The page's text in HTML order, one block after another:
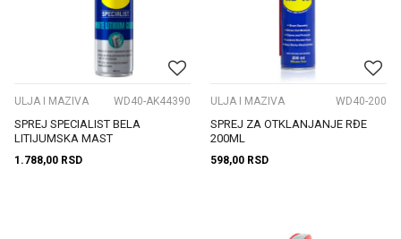
ULJA I MAZIVA WD40-AK44390
SPREJ SPECIALIST BELA
LITIJUMSKA MAST
1.788,00 RSD
ULJA I MAZIVA WD40-200
SPREJ ZA OTKLANJANJE RĐE
200ML
598,00 RSD